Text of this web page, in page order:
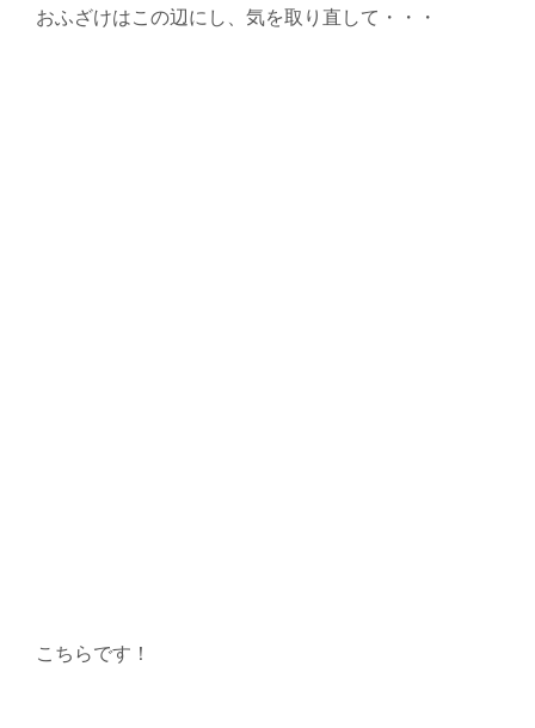
おふざけはこの辺にし、気を取り直して・・・
こちらです！